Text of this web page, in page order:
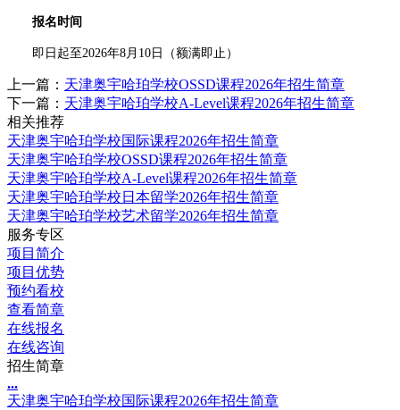
报名时间
即日起至2026年8月10日（额满即止）
上一篇： 天津奥宇哈珀学校OSSD课程2026年招生简章
下一篇： 天津奥宇哈珀学校A-Level课程2026年招生简章
相关推荐
天津奥宇哈珀学校国际课程2026年招生简章
天津奥宇哈珀学校OSSD课程2026年招生简章
天津奥宇哈珀学校A-Level课程2026年招生简章
天津奥宇哈珀学校日本留学2026年招生简章
天津奥宇哈珀学校艺术留学2026年招生简章
服务专区
项目简介
项目优势
预约看校
查看简章
在线报名
在线咨询
招生简章
...
天津奥宇哈珀学校国际课程2026年招生简章